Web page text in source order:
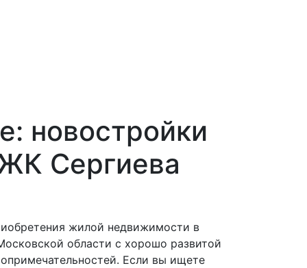
новостройки
Сергиева
жилой недвижимости в
области с хорошо развитой
Если вы ищете